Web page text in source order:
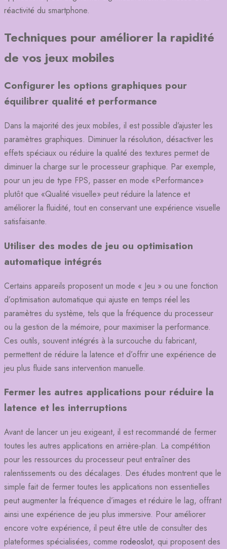
réactivité du smartphone.
Techniques pour améliorer la rapidité
de vos jeux mobiles
Configurer les options graphiques pour
équilibrer qualité et performance
Dans la majorité des jeux mobiles, il est possible d’ajuster les
paramètres graphiques. Diminuer la résolution, désactiver les
effets spéciaux ou réduire la qualité des textures permet de
diminuer la charge sur le processeur graphique. Par exemple,
pour un jeu de type FPS, passer en mode «Performance»
plutôt que «Qualité visuelle» peut réduire la latence et
améliorer la fluidité, tout en conservant une expérience visuelle
satisfaisante.
Utiliser des modes de jeu ou optimisation
automatique intégrés
Certains appareils proposent un mode « Jeu » ou une fonction
d’optimisation automatique qui ajuste en temps réel les
paramètres du système, tels que la fréquence du processeur
ou la gestion de la mémoire, pour maximiser la performance.
Ces outils, souvent intégrés à la surcouche du fabricant,
permettent de réduire la latence et d’offrir une expérience de
jeu plus fluide sans intervention manuelle.
Fermer les autres applications pour réduire la
latence et les interruptions
Avant de lancer un jeu exigeant, il est recommandé de fermer
toutes les autres applications en arrière-plan. La compétition
pour les ressources du processeur peut entraîner des
ralentissements ou des décalages. Des études montrent que le
simple fait de fermer toutes les applications non essentielles
peut augmenter la fréquence d’images et réduire le lag, offrant
ainsi une expérience de jeu plus immersive. Pour améliorer
encore votre expérience, il peut être utile de consulter des
plateformes spécialisées, comme rodeoslot, qui proposent des